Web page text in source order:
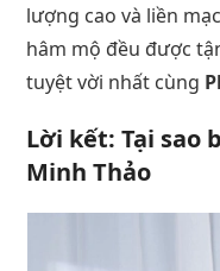
lượng cao và liền
hâm mộ đều được
tuyệt vời nhất cùng
Lời kết: Tại sao
Minh Thảo